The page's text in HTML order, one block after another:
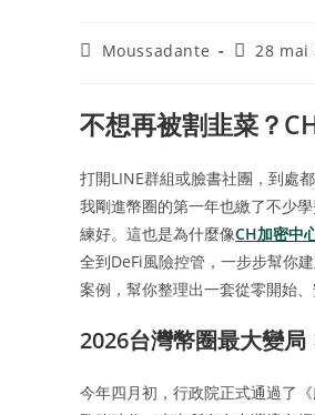
Moussadante 28 mai
不想再被割韭菜？
打開LINE群組或臉書社團，到處
我剛進幣圈的第一年也繳了不少
練好。這也是為什麼像CH加密中
全到DeFi風險控管，一步步幫你
案例，幫你整理出一套從零開始、
2026台灣幣圈最大變
今年四月初，行政院正式通過了